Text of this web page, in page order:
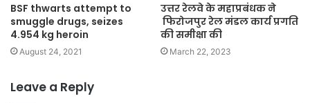
BSF thwarts attempt to
smuggle drugs, seizes
4.954 kg heroin
August 24, 2021
उत्तर रेलवे के महाप्रबंधक ने
फिरोजपुर रेल मंडल कार्य प्रगति
की समीक्षा की
March 22, 2023
Leave a Reply